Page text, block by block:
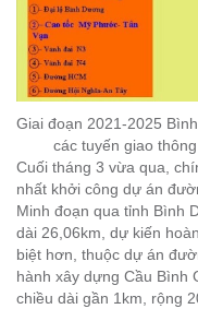
Giai đoạn 2021-2025
các tuyến giao
Cuối tháng 3 vừa qua,
nhất khởi công dự án
Minh đoạn qua tỉnh Bình
dài 26,06km, dự kiến
biệt hơn, thuộc dự án
hành xây dựng Cầu Bình
chiều dài gần 1km, rộng